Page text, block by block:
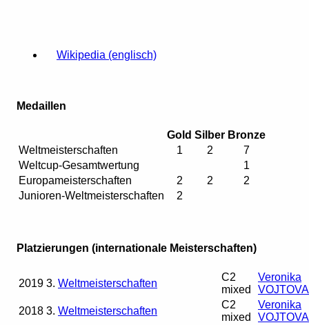
Wikipedia (englisch)
Medaillen
Gold Silber Bronze
Weltmeisterschaften
1 2
7
Weltcup-Gesamtwertung
1
Europameisterschaften
2 2
2
Junioren-Weltmeisterschaften
2
Platzierungen (internationale Meisterschaften)
2019 3. Weltmeisterschaften
C2
mixed
Veronika
VOJTOVA
2018 3. Weltmeisterschaften
C2
mixed
Veronika
VOJTOVA